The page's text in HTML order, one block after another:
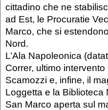
cittadino che ne
ad Est, le Procuratie
Marco, che si
Nord.
L’Ala Napoleonica
Correr, ultimo
Scamozzi e, infine, il
Loggetta e la
San Marco aperta sul